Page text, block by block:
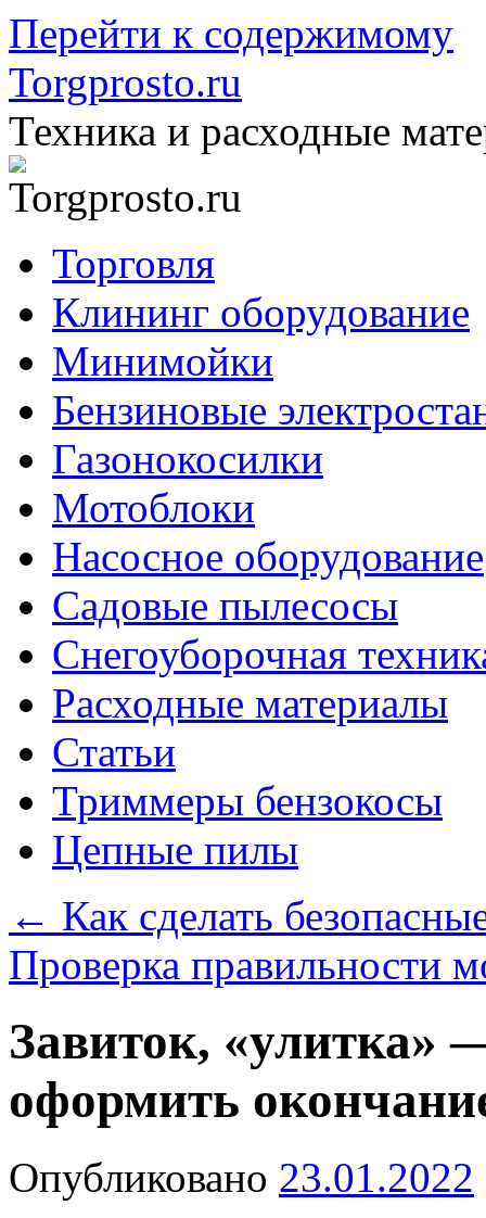
Перейти к содержимому
Torgprosto.ru
Техника и расходные
Торговля
Клининг оборудование
Минимойки
Бензиновые
Газонокосилки
Мотоблоки
Насосное оборудование
Садовые пылесосы
Снегоуборочная
Расходные материалы
Статьи
Триммеры бензокосы
Цепные пилы
← Как сделать
Проверка правильности
Завиток, «улитка»
оформить
Опубликовано 23.01.2022